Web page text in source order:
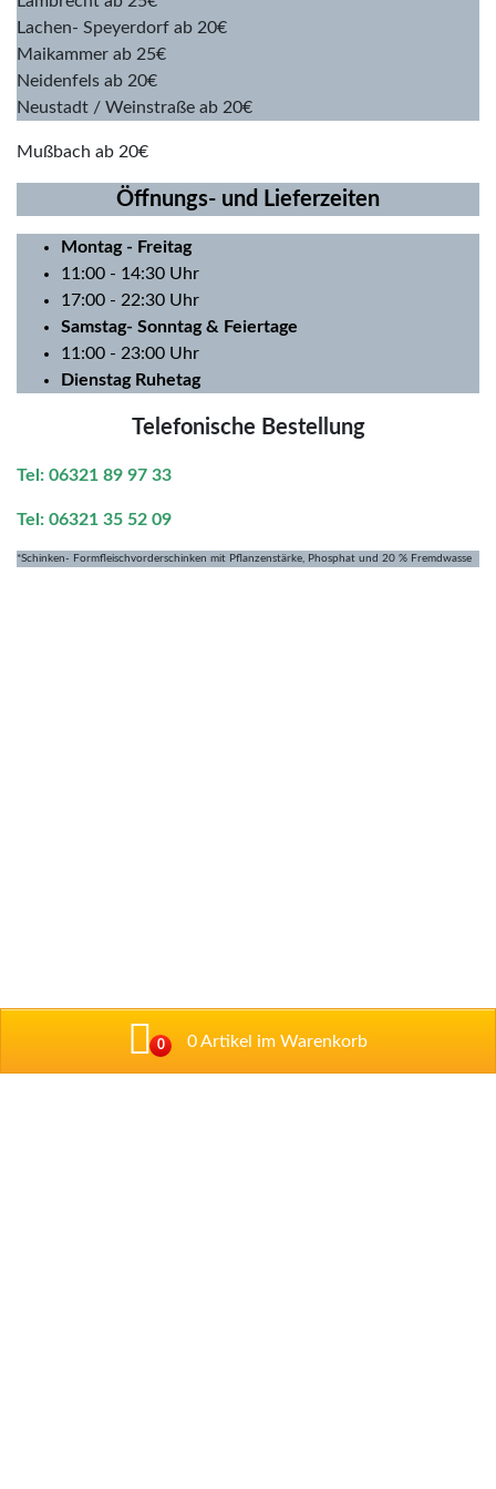
0 0 Artikel im Warenkorb
Lachen- Speyerdorf ab 20€
Maikammer ab 25€
Neidenfels ab 20€
Neustadt / Weinstraße ab 20€
Mußbach ab 20€
Öffnungs- und Lieferzeiten
Montag - Freitag
11:00 - 14:30 Uhr
17:00 - 22:30 Uhr
Samstag- Sonntag & Feiertage
11:00 - 23:00 Uhr
Dienstag Ruhetag
Telefonische Bestellung
Tel: 06321 89 97 33
Tel: 06321 35 52 09
*Schinken- Formfleischvorderschinken mit Pflanzenstärke, Phosphat und 20 % Fremdwasse